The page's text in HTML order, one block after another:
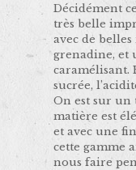
Décidément
très belle
avec de belles
grenadine, et
caramélisant.
sucrée,
On est sur un
matière est
et avec une
cette gamme
nous faire